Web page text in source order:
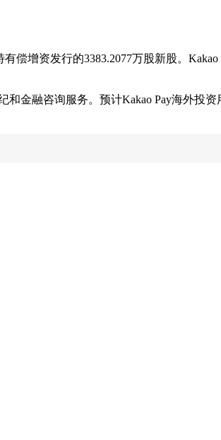
偿增资发行的3383.2077万股新股。
金融咨询服务。预计Kakao Pay海外投